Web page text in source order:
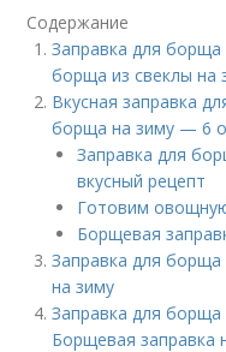
Содержание
Заправка для
борща из свеклы на
Вкусная заправка
борща на зиму — 6
Заправка для
вкусный рецепт
Готовим
Борщевая
Заправка для борща
на зиму
Заправка для борща
Борщевая заправка